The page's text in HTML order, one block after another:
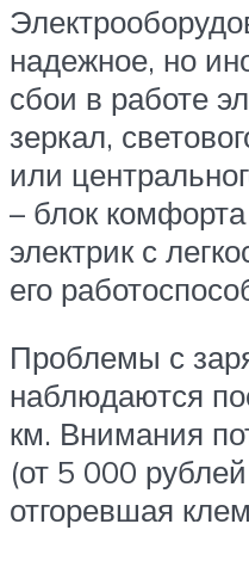
надежное, но
сбои в работе
зеркал,
или
– блок
электрик с
его
Проблемы с
наблюдаются
км. Внимания
(от 5 000
отгоревшая